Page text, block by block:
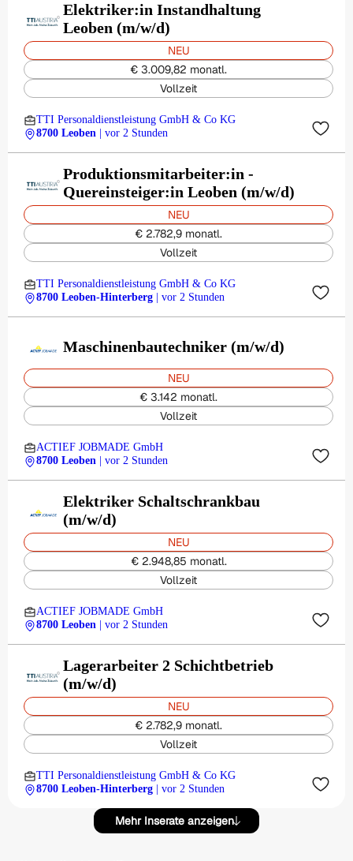
Elektriker:in Instandhaltung
Leoben (m/w/d)
NEU
€ 3.009,82 monatl.
Vollzeit
TTI Personaldienstleistung GmbH & Co KG
8700 Leoben
| vor 2 Stunden
Produktionsmitarbeiter:in -
Quereinsteiger:in Leoben (m/w/d)
NEU
€ 2.782,9 monatl.
Vollzeit
TTI Personaldienstleistung GmbH & Co KG
8700 Leoben-Hinterberg
| vor 2 Stunden
Maschinenbautechniker (m/w/d)
NEU
€ 3.142 monatl.
Vollzeit
ACTIEF JOBMADE GmbH
8700 Leoben
| vor 2 Stunden
Elektriker Schaltschrankbau
(m/w/d)
NEU
€ 2.948,85 monatl.
Vollzeit
ACTIEF JOBMADE GmbH
8700 Leoben
| vor 2 Stunden
Lagerarbeiter 2 Schichtbetrieb
(m/w/d)
NEU
€ 2.782,9 monatl.
Vollzeit
TTI Personaldienstleistung GmbH & Co KG
8700 Leoben-Hinterberg
| vor 2 Stunden
Mehr Inserate anzeigen